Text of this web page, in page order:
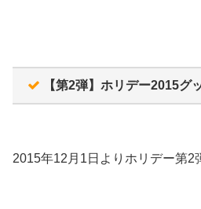
【第2弾】ホリデー2015グ
2015年12月1日よりホリデー第2